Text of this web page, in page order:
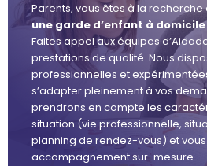
Parents, vous êtes à la recherche
une garde d’enfant à
Faites appel aux équipes
prestations de qualité. Nous
professionnelles et
s’adapter pleinement à vos
prendrons en compte les
situation (vie professionnelle,
planning de rendez-vous) et
accompagnement sur-mesure.